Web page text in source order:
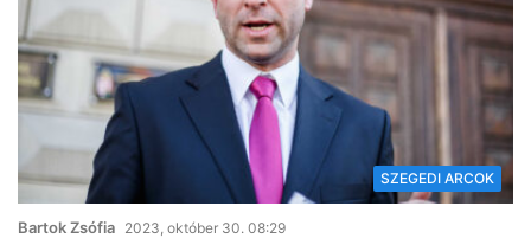
SZEGEDI ARCOK
Bartok Zsófia 2023, október 30. 08:29